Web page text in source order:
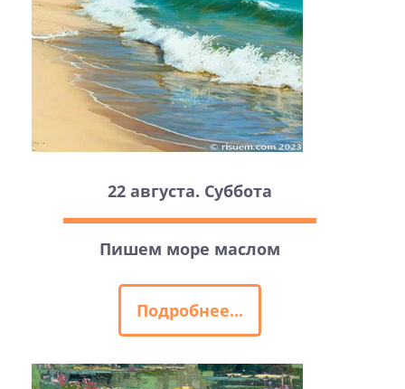
22 августа. Суббота
Пишем море маслом
Подробнее...